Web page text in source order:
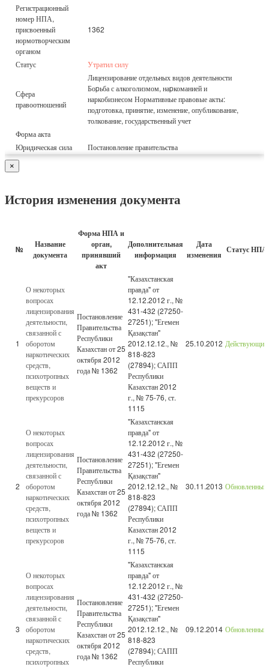
Регистрационный
номер НПА,
присвоенный
нормотворческим
органом
1362
Статус Утратил силу
Сфера
правоотношений
Лицензирование отдельных видов деятельности
Боpьба с алкоголизмом, наpкоманией и
наркобизнесом Нормативные правовые акты:
подготовка, принятие, изменение, опубликование,
толкование, государственный учет
Форма акта
Юридическая сила
Постановление правительства
×
История изменения документа
№
Название
документа
Форма НПА и
орган,
принявший
акт
Дополнительная
информация
Дата
изменения Статус НПА
1
О некоторых
вопросах
лицензирования
деятельности,
связанной с
оборотом
наркотических
средств,
психотропных
веществ и
прекурсоров
Постановление
Правительства
Республики
Казахстан от 25
октября 2012
года № 1362
"Казахстанская
правда" от
12.12.2012 г., №
431-432 (27250-
27251); "Егемен
Қазақстан"
2012.12.12., №
818-823
(27894); САПП
Республики
Казахстан 2012
г., № 75-76, ст.
1115
25.10.2012 Действующий
2
О некоторых
вопросах
лицензирования
деятельности,
связанной с
оборотом
наркотических
средств,
психотропных
веществ и
прекурсоров
Постановление
Правительства
Республики
Казахстан от 25
октября 2012
года № 1362
"Казахстанская
правда" от
12.12.2012 г., №
431-432 (27250-
27251); "Егемен
Қазақстан"
2012.12.12., №
818-823
(27894); САПП
Республики
Казахстан 2012
г., № 75-76, ст.
1115
30.11.2013 Обновленный
3
О некоторых
вопросах
лицензирования
деятельности,
связанной с
оборотом
наркотических
средств,
психотропных
Постановление
Правительства
Республики
Казахстан от 25
октября 2012
года № 1362
"Казахстанская
правда" от
12.12.2012 г., №
431-432 (27250-
27251); "Егемен
Қазақстан"
2012.12.12., №
818-823
(27894); САПП
Республики
09.12.2014 Обновленный